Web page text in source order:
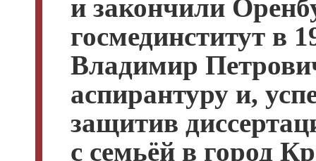
и закончили
госмединститут в
Владимир
аспирантуру и,
защитив
с семьёй в город